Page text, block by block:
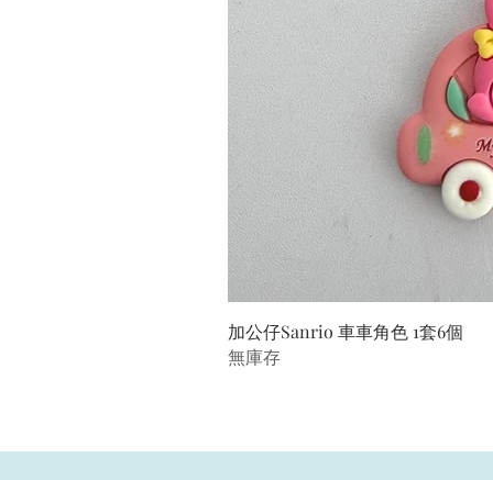
加公仔Sanrio 車車角色 1套6個
無庫存